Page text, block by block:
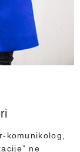
komunikolog,
ne